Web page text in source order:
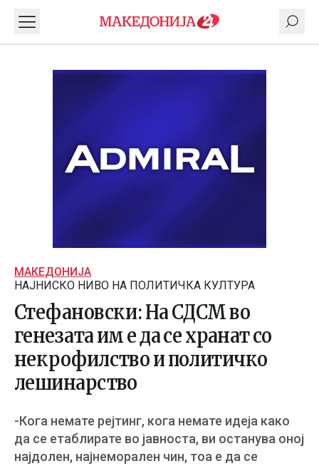
МАКЕДОНИЈА
НАЈНИСКО НИВО НА ПОЛИТИЧКА КУЛТУРА
Стефановски: На СДСМ во
генезата им е да се хранат со
некрофилство и политичко
лешинарство
-Кога немате рејтинг, кога немате идеја како
да се етаблирате во јавноста, ви останува оној
најдолен, најнеморален чин, тоа е да се